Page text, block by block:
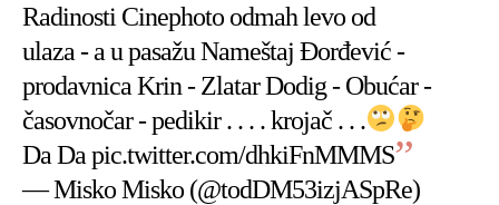
Radinosti Cinephoto odmah levo od
ulaza - a u pasažu Nameštaj Đorđević -
prodavnica Krin - Zlatar Dodig - Obućar -
časovnočar - pedikir . . . . krojač . . .
Da Da pic.twitter.com/dhkiFnMMMS
— Misko Misko (@todDM53izjASpRe)